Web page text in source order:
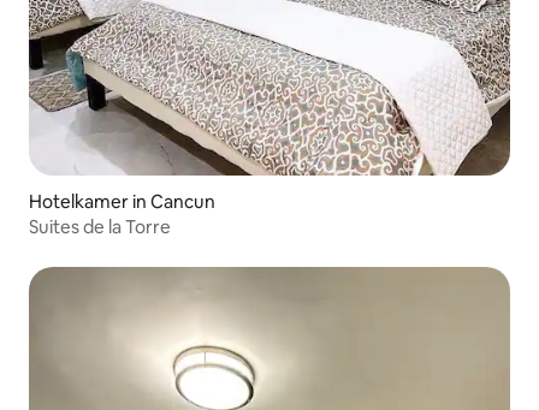
Hotelkamer in Cancun
Suites de la Torre